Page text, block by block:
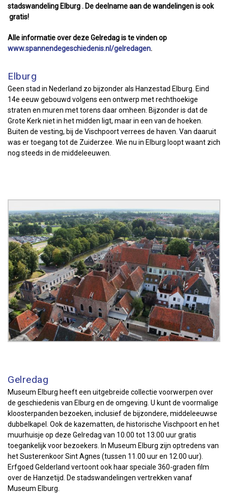
stadswandeling Elburg . De deelname aan de wandelingen is ook
gratis!
Alle informatie over deze Gelredag is te vinden op
www.spannendegeschiedenis.nl/gelredagen.
Elburg
Geen stad in Nederland zo bijzonder als Hanzestad Elburg. Eind
14e eeuw gebouwd volgens een ontwerp met rechthoekige
straten en muren met torens daar omheen. Bijzonder is dat de
Grote Kerk niet in het midden ligt, maar in een van de hoeken.
Buiten de vesting, bij de Vischpoort verrees de haven. Van daaruit
was er toegang tot de Zuiderzee. Wie nu in Elburg loopt waant zich
nog steeds in de middeleeuwen.
Gelredag
Museum Elburg heeft een uitgebreide collectie voorwerpen over
de geschiedenis van Elburg en de omgeving. U kunt de voormalige
kloosterpanden bezoeken, inclusief de bijzondere, middeleeuwse
dubbelkapel. Ook de kazematten, de historische Vischpoort en het
muurhuisje op deze Gelredag van 10.00 tot 13.00 uur gratis
toegankelijk voor bezoekers. In Museum Elburg zijn optredens van
het Susterenkoor Sint Agnes (tussen 11.00 uur en 12.00 uur).
Erfgoed Gelderland vertoont ook haar speciale 360-graden film
over de Hanzetijd. De stadswandelingen vertrekken vanaf
Museum Elburg.